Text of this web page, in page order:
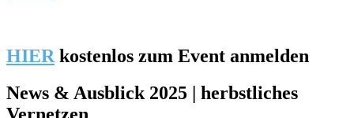
HIER kostenlos zum Event anmelden
News & Ausblick 2025 | herbstliches
Vernetzen